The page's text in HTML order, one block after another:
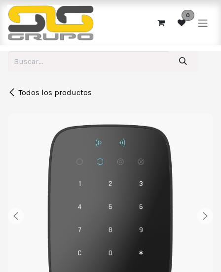
Ir al contenido
0
Todos los productos